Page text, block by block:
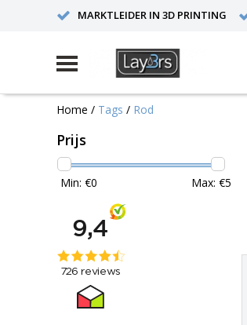
MARKTLEIDER IN 3D PRINTING
Home / Tags / Rod
Prijs
Min: €0 Max: €5